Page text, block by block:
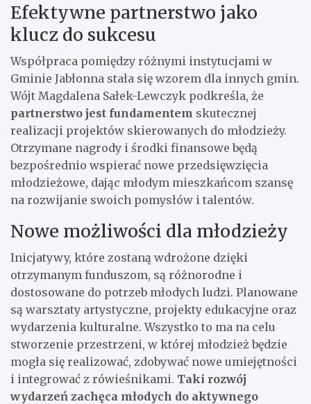
Efektywne partnerstwo jako
klucz do sukcesu
Współpraca pomiędzy różnymi instytucjami w
Gminie Jabłonna stała się wzorem dla innych gmin.
Wójt Magdalena Sałek-Lewczyk podkreśla, że
partnerstwo jest fundamentem skutecznej
realizacji projektów skierowanych do młodzieży.
Otrzymane nagrody i środki finansowe będą
bezpośrednio wspierać nowe przedsięwzięcia
młodzieżowe, dając młodym mieszkańcom szansę
na rozwijanie swoich pomysłów i talentów.
Nowe możliwości dla młodzieży
Inicjatywy, które zostaną wdrożone dzięki
otrzymanym funduszom, są różnorodne i
dostosowane do potrzeb młodych ludzi. Planowane
są warsztaty artystyczne, projekty edukacyjne oraz
wydarzenia kulturalne. Wszystko to ma na celu
stworzenie przestrzeni, w której młodzież będzie
mogła się realizować, zdobywać nowe umiejętności
i integrować z rówieśnikami. Taki rozwój
wydarzeń zachęca młodych do aktywnego